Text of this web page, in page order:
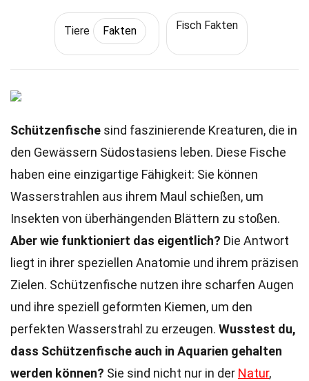
Tiere Fakten Fisch Fakten
Schützenfische sind faszinierende Kreaturen, die in
den Gewässern Südostasiens leben. Diese Fische
haben eine einzigartige Fähigkeit: Sie können
Wasserstrahlen aus ihrem Maul schießen, um
Insekten von überhängenden Blättern zu stoßen.
Aber wie funktioniert das eigentlich? Die Antwort
liegt in ihrer speziellen Anatomie und ihrem präzisen
Zielen. Schützenfische nutzen ihre scharfen Augen
und ihre speziell geformten Kiemen, um den
perfekten Wasserstrahl zu erzeugen. Wusstest du,
dass Schützenfische auch in Aquarien gehalten
werden können? Sie sind nicht nur in der Natur,